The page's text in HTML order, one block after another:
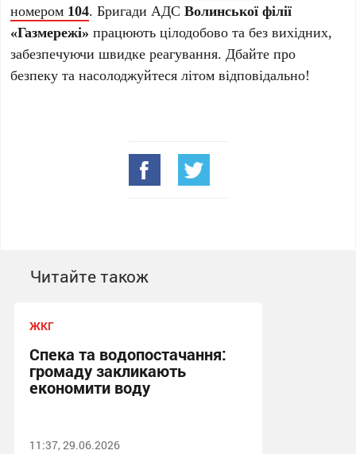
номером 104. Бригади АДСВолинської філії
«Газмережі» працюють цілодобово та без вихідних,
забезпечуючи швидке реагування. Дбайте про
безпеку та насолоджуйтеся літом відповідально!
Читайте також
ЖКГ
Спека та водопостачання:
громаду закликають
економити воду
11:37, 29.06.2026